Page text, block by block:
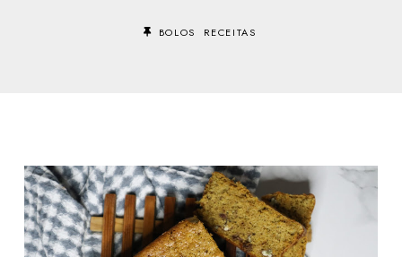
BOLOS RECEITAS